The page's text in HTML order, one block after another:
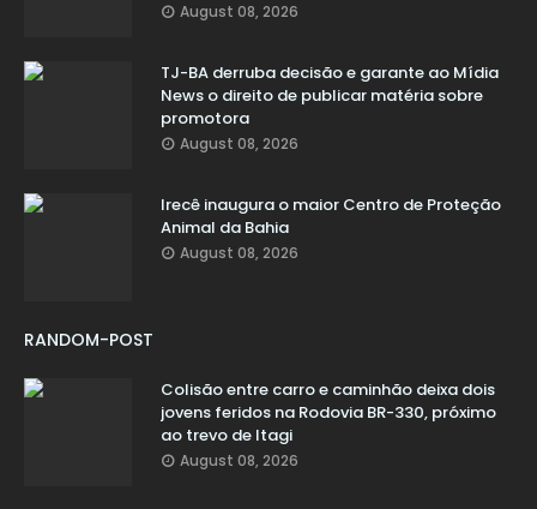
August 08, 2026
TJ-BA derruba decisão e garante ao Mídia
News o direito de publicar matéria sobre
promotora
August 08, 2026
Irecê inaugura o maior Centro de Proteção
Animal da Bahia
August 08, 2026
RANDOM-POST
Colisão entre carro e caminhão deixa dois
jovens feridos na Rodovia BR-330, próximo
ao trevo de Itagi
August 08, 2026